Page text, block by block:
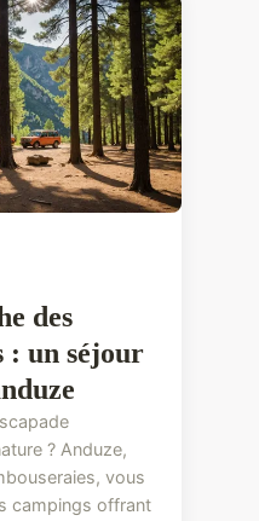
des
: un séjour
? Anduze,
vous
campings offrant